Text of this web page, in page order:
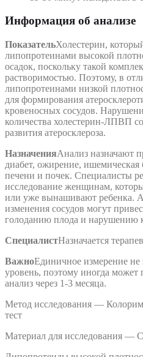
Информация об анализе
ПоказательХолестерин,
липопротеинами высокой
осадок, поскольку такой
растворимостью. Поэтому, в
липопротеинами низкой
для формирования
кровеносных сосудов.
количества холестерин-ЛПВП
развития атеросклероза.
НазначенияАнализ назначают
диабет, ожирение, ишемическая
печени и почек. Специалисты
исследование женщинам,
или уже вынашивают ребенка.
изменения сосудов могут
голоданию плода и нарушению
СпециалистНазначается
ВажноЕдиничное измерение не
уровень, поэтому иногда может
анализ через 1-3 месяца.
Метод исследования —
тест
Материал для исследования —